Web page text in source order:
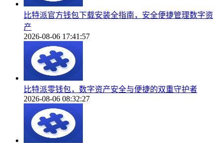
比特派官方钱包下载安装全指南，安全便捷管理数字资
产
2026-08-06 17:41:57
比特派零钱包，数字资产安全与便捷的双重守护者
2026-08-06 08:32:27